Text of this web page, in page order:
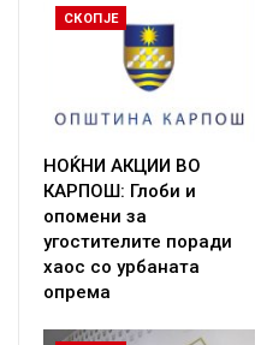
СКОПЈЕ
НОЌНИ АКЦИИ ВО
КАРПОШ: Глоби и
опомени за
угостителите поради
хаос со урбаната
опрема